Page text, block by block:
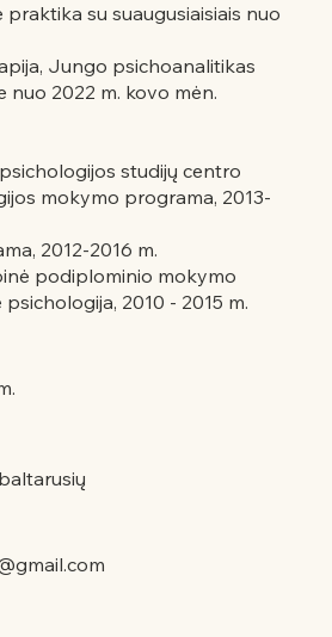
su suaugusiaisiais nuo
Jungo psichoanalitikas
nuo 2022 m. kovo mėn.
studijų centro
mokymo programa, 2013-
2012-2016 m.
podiplominio mokymo
2010 - 2015 m.